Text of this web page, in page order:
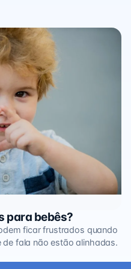
para bebês?
ficar frustrados quando
fala não estão alinhadas.